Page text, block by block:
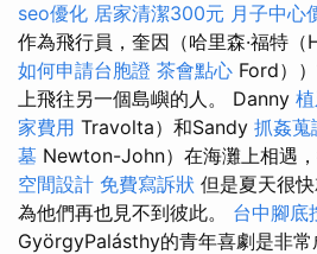
seo優化 居家清潔300元 月子中心
作為飛行員，奎因（哈里森·福特
如何申請台胞證 茶會點心 Ford）
上飛往另一個島嶼的人。 Danny
家費用 Travolta）和Sandy 抓姦蒐
墓 Newton-John）在海灘上相遇，
空間設計 免費寫訴狀 但是夏天很
為他們再也見不到彼此。 台中腳底
GyörgyPalásthy的青年喜劇是非